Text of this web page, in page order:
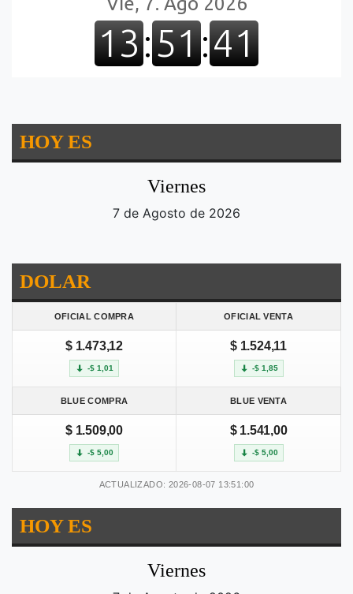
HOY ES
Viernes
7 de Agosto de 2026
DOLAR
OFICIAL COMPRA OFICIAL VENTA
$ 1.473,12
-$ 1,01
$ 1.524,11
-$ 1,85
BLUE COMPRA BLUE VENTA
$ 1.509,00
-$ 5,00
$ 1.541,00
-$ 5,00
ACTUALIZADO: 2026-08-07 13:51:00
HOY ES
Viernes